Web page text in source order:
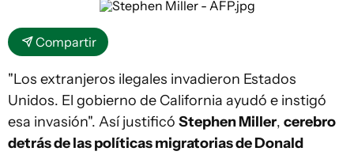
Compartir
"Los extranjeros ilegales invadieron Estados
Unidos. El gobierno de California ayudó e instigó
esa invasión". Así justificó Stephen Miller, cerebro
detrás de las políticas migratorias de Donald